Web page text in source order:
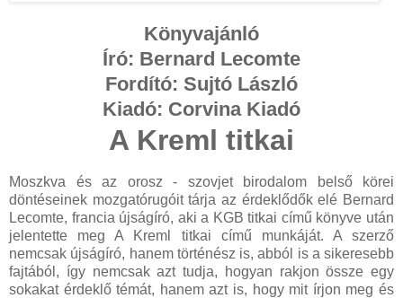
Könyvajánló
Író: Bernard Lecomte
Fordító: Sujtó László
Kiadó: Corvina Kiadó
A Kreml titkai
Moszkva és az orosz - szovjet birodalom belső körei
döntéseinek mozgatórugóit tárja az érdeklődők elé Bernard
Lecomte, francia újságíró, aki a KGB titkai című könyve után
jelentette meg A Kreml titkai című munkáját. A szerző
nemcsak újságíró, hanem történész is, abból is a sikeresebb
fajtából, így nemcsak azt tudja, hogyan rakjon össze egy
sokakat érdeklő témát, hanem azt is, hogy mit írjon meg és